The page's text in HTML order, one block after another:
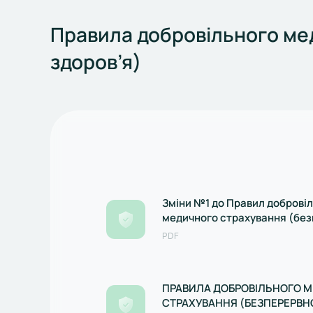
Правила добровільного
здоров’я)
Зміни №1 до Правил
медичного страхування
страхування здоров’я),
PDF
ПРАВИЛА ДОБРОВІЛЬНОГО
СТРАХУВАННЯ